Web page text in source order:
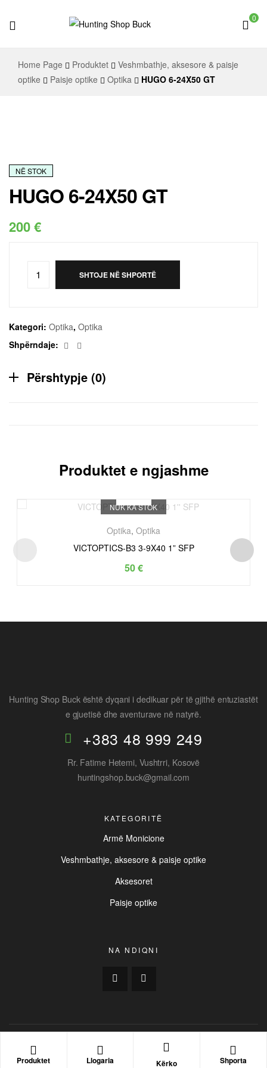
Shop
0
Home Page Produktet
Veshmbathje, aksesore & paisje
optike
Paisje optike Optika HUGO 6-24X50 GT
NË STOK
HUGO 6-24X50 GT
200€
SHTOJE NË SHPORTË
Kategori: Optika, Optika
Shpërndaje:
Facebook
Përshtypje (0)
Produktet e ngjashme
NUK KA STOK
Optika, Optika
VICTOPTICS-B3 3-9X40 1” SFP
50€
Produktet Llogaria Kërko Shporta
Hunting Shop Buck është dyqani i dedikuar për të gjithë entuziastët
e gjuetisë dhe aventurave në natyrë.
+383 48 999 249
Rr. Fatime Hetemi, Vushtrri, Kosovë
huntingshop.buck@gmail.com
KATEGORITË
Armë Monicione
Veshmbathje, aksesore & paisje optike
Aksesoret
Paisje optike
NA NDIQNI
Copyright © 2025 BUCK
. All Rights Reserved. | Created by
INIVOS Digital Consulting